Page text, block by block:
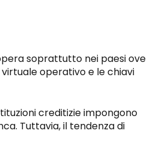
soprattutto nei paesi ove
operativo e le chiavi
creditizie impongono
Tuttavia, il tendenza di